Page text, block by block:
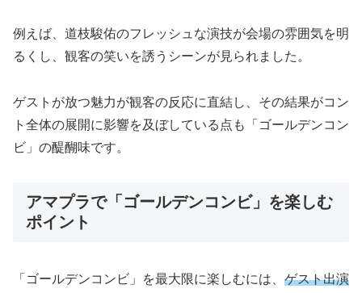
例えば、道枝駿佑のフレッシュな演技が会場の雰囲気を明
るくし、観客の笑いを誘うシーンが見られました。
ゲストが放つ魅力が観客の反応に直結し、その結果がコン
ト全体の展開に影響を及ぼしている点も「ゴールデンコン
ビ」の醍醐味です。
アマプラで「ゴールデンコンビ」を楽しむ
ポイント
「ゴールデンコンビ」を最大限に楽しむには、 ゲスト出演